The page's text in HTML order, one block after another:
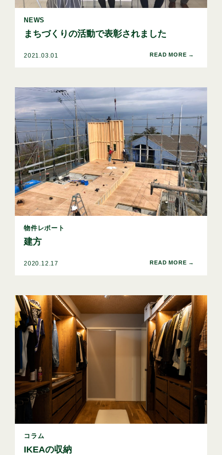
NEWS
まちづくりの活動で表彰されました
2021.03.01
物件レポート
建方
2020.12.17
コラム
IKEAの収納